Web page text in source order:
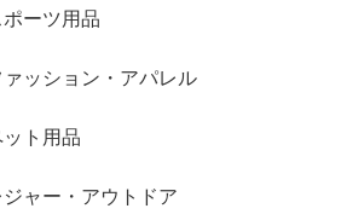
ーツ用品
ッション・アパレル
ト用品
ャー・アウトドア